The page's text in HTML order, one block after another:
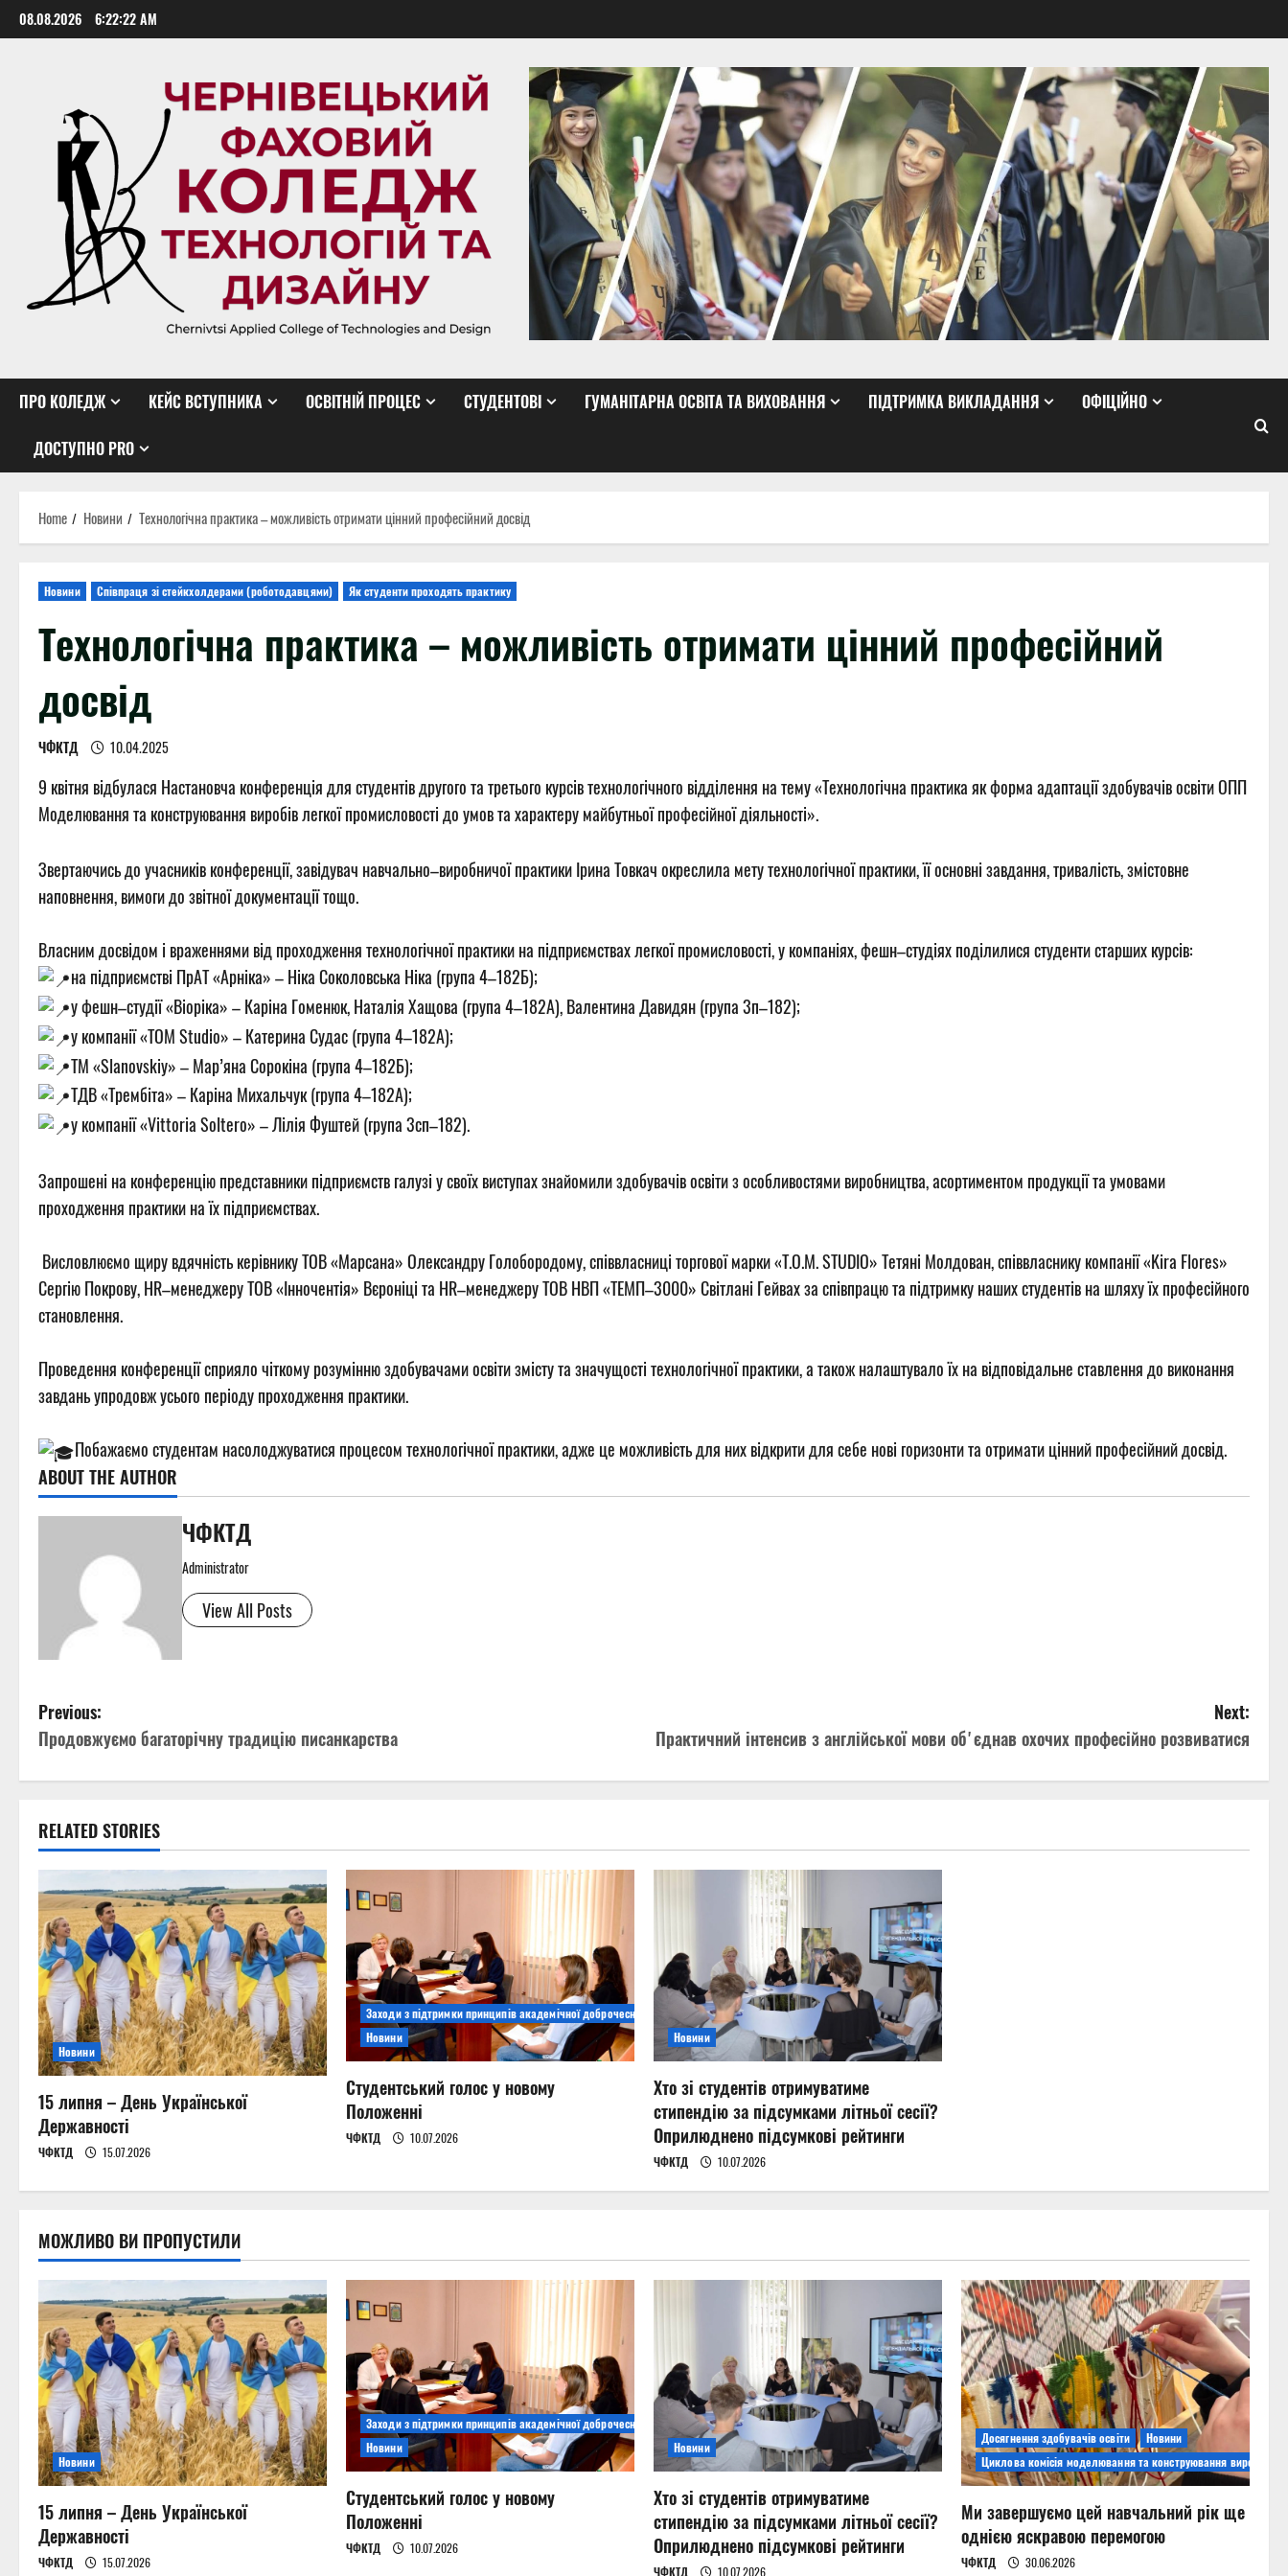
Skip
to
08.08.2026 6:22:23 AM
ПРО КОЛЕДЖ КЕЙС ВСТУПНИКА ОСВІТНІЙ ПРОЦЕС СТУДЕНТОВІ ГУМАНІТАРНА ОСВІТА ТА ВИХОВАННЯ ПІДТРИМКА ВИКЛАДАННЯ ОФІЦІЙНО
ДОСТУПНО PRO
Home Новини Технологічна практика – можливість отримати цінний професійний досвід
Новини Співпраця зі стейкхолдерами (роботодавцями) Як студенти проходять практику
Технологічна практика – можливість отримати цінний професійний
досвід
ЧФКТД 10.04.2025
9 квітня відбулася Настановча конференція для студентів другого та третього курсів технологічного відділення на тему «Технологічна практика як форма адаптації здобувачів освіти ОПП
Моделювання та конструювання виробів легкої промисловості до умов та характеру майбутньої професійної діяльності».
Звертаючись до учасників конференції, завідувач навчально–виробничої практики Ірина Товкач окреслила мету технологічної практики, її основні завдання, тривалість, змістовне
наповнення, вимоги до звітної документації тощо.
Власним досвідом і враженнями від проходження технологічної практики на підприємствах легкої промисловості, у компаніях, фешн–студіях поділилися студенти старших курсів:
на підприємстві ПрАТ «Арніка» – Ніка Соколовська Ніка (група 4–182Б);
у фешн–студії «Віоріка» – Каріна Гоменюк, Наталія Хащова (група 4–182А), Валентина Давидян (група 3п–182);
у компанії «TOM Studio» – Катерина Судас (група 4–182А);
ТМ «Slanovskiy» – Мар’яна Сорокіна (група 4–182Б);
ТДВ «Трембіта» – Каріна Михальчук (група 4–182А);
у компанії «Vittoria Soltero» – Лілія Фуштей (група 3сп–182).
Запрошені на конференцію представники підприємств галузі у своїх виступах знайомили здобувачів освіти з особливостями виробництва, асортиментом продукції та умовами
проходження практики на їх підприємствах.
Висловлюємо щиру вдячність керівнику ТОВ «Марсана» Олександру Голобородому, співвласниці торгової марки «T.O.M. STUDIO» Тетяні Молдован, співвласнику компанії «Kira Flores»
Сергію Покрову, HR–менеджеру ТОВ «Інночентія» Вєроніці та HR–менеджеру ТОВ НВП «ТЕМП–3000» Світлані Гейвах за співпрацю та підтримку наших студентів на шляху їх професійного
становлення.
Проведення конференції сприяло чіткому розумінню здобувачами освіти змісту та значущості технологічної практики, а також налаштувало їх на відповідальне ставлення до виконання
завдань упродовж усього періоду проходження практики.
Побажаємо студентам насолоджуватися процесом технологічної практики, адже це можливість для них відкрити для себе нові горизонти та отримати цінний професійний досвід.
ABOUT THE AUTHOR
ЧФКТД
Administrator
View All Posts
P
o
s
t
n
a
v
i
g
a
t
i
o
n
Previous:
Продовжуємо багаторічну традицію писанкарства
Next:
Практичний інтенсив з англійської мови обʼєднав охочих професійно розвиватися
RELATED STORIES
Новини
15 липня – День Української
Державності
ЧФКТД 15.07.2026
Заходи з підтримки принципів академічної доброчесності
Новини
Студентський голос у новому
Положенні
ЧФКТД 10.07.2026
Новини
Хто зі студентів отримуватиме
стипендію за підсумками літньої сесії?
Оприлюднено підсумкові рейтинги
ЧФКТД 10.07.2026
МОЖЛИВО ВИ ПРОПУСТИЛИ
Новини
15 липня – День Української
Державності
ЧФКТД 15.07.2026
Заходи з підтримки принципів академічної доброчесності
Новини
Студентський голос у новому
Положенні
ЧФКТД 10.07.2026
Новини
Хто зі студентів отримуватиме
стипендію за підсумками літньої сесії?
Оприлюднено підсумкові рейтинги
ЧФКТД 10.07.2026
Досягнення здобувачів освіти
Новини
Циклова комісія моделювання та конструювання виробів
Ми завершуємо цей навчальний рік ще
однією яскравою перемогою
ЧФКТД 30.06.2026